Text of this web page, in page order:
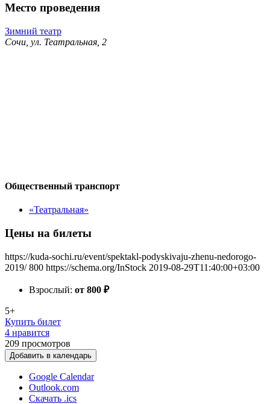
Место проведения
Зимний театр
Сочи, ул. Театральная, 2
Общественный транспорт
«Театральная»
Цены на билеты
https://kuda-sochi.ru/event/spektakl-podyskivaju-zhenu-nedorogo-
2019/ 800 https://schema.org/InStock 2019-08-29T11:40:00+03:00
Взрослый: от 800 ₽
5+
Купить билет
4 нравится
209 просмотров
Добавить в календарь
Google Calendar
Outlook.com
Скачать .ics